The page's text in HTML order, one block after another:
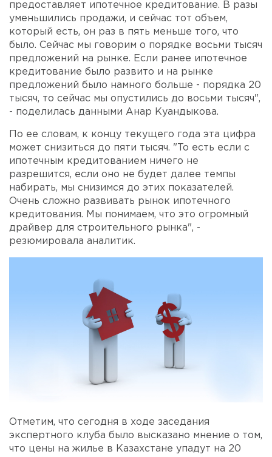
предоставляет ипотечное кредитование. В разы
уменьшились продажи, и сейчас тот объем,
который есть, он раз в пять меньше того, что
было. Сейчас мы говорим о порядке восьми тысяч
предложений на рынке. Если ранее ипотечное
кредитование было развито и на рынке
предложений было намного больше - порядка 20
тысяч, то сейчас мы опустились до восьми тысяч",
- поделилась данными Анар Куандыкова.
По ее словам, к концу текущего года эта цифра
может снизиться до пяти тысяч. "То есть если с
ипотечным кредитованием ничего не
разрешится, если оно не будет далее темпы
набирать, мы снизимся до этих показателей.
Очень сложно развивать рынок ипотечного
кредитования. Мы понимаем, что это огромный
драйвер для строительного рынка", -
резюмировала аналитик.
Отметим, что сегодня в ходе заседания
экспертного клуба было высказано мнение о том,
что цены на жилье в Казахстане упадут на 20